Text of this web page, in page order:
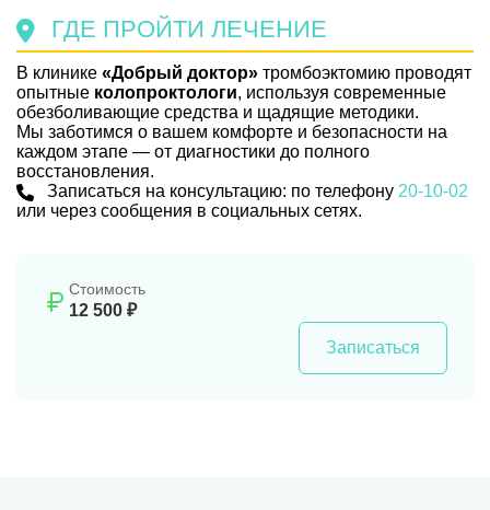
ГДЕ ПРОЙТИ ЛЕЧЕНИЕ
В клинике «Добрый доктор» тромбоэктомию проводят
опытные колопроктологи, используя современные
обезболивающие средства и щадящие методики.
Мы заботимся о вашем комфорте и безопасности на
каждом этапе — от диагностики до полного
восстановления.
Записаться на консультацию: по телефону 20-10-02
или через сообщения в социальных сетях.
Стоимость
12 500 ₽
Записаться